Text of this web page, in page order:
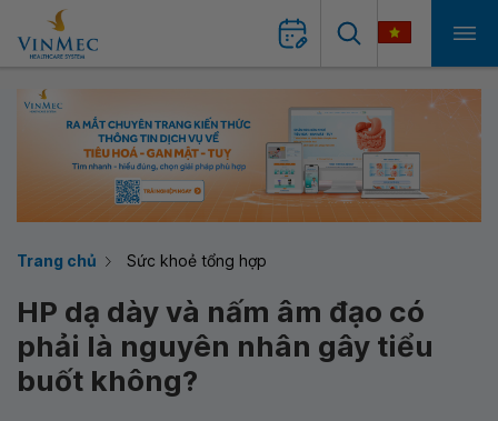
Trang chủ Sức khoẻ tổng hợp
HP dạ dày và nấm âm đạo có
phải là nguyên nhân gây tiểu
buốt không?